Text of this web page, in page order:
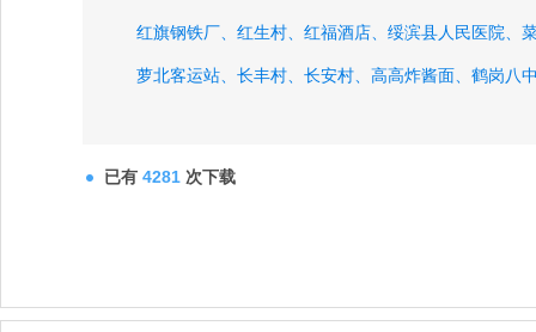
红旗钢铁厂、 红生村、 红福酒店、 绥滨县人民医院、
萝北客运站、 长丰村、 长安村、 高高炸酱面、 鹤岗八
已有 4281 次下载